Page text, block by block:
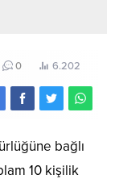
0 6.202
bağlı
10 kişilik